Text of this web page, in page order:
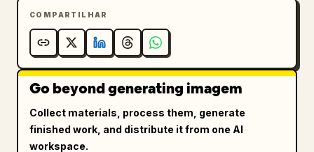
COMPARTILHAR
Go beyond generating imagem
Collect materials, process them, generate
finished work, and distribute it from one AI
workspace.